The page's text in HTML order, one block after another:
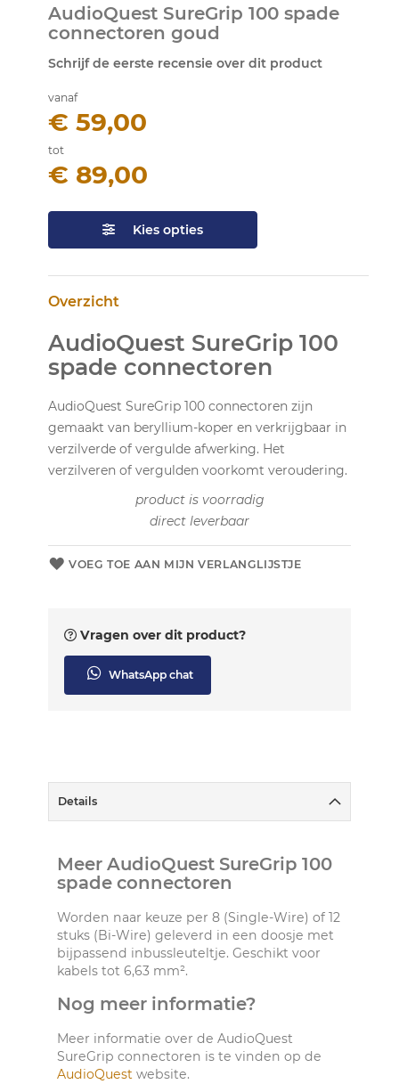
AudioQuest SureGrip 100 spade
connectoren goud
Schrijf de eerste recensie over dit product
vanaf
€ 59,00
tot
€ 89,00
Kies opties
Overzicht
AudioQuest SureGrip 100
spade connectoren
AudioQuest SureGrip 100 connectoren zijn
gemaakt van beryllium-koper en verkrijgbaar in
verzilverde of vergulde afwerking. Het
verzilveren of vergulden voorkomt veroudering.
product is voorradig
direct leverbaar
VOEG TOE AAN MIJN VERLANGLIJSTJE
Vragen over dit product?
WhatsApp chat
naar
het
van
afbeeldingen-
gallerij
Details
Meer AudioQuest SureGrip 100
spade connectoren
Worden naar keuze per 8 (Single-Wire) of 12
stuks (Bi-Wire) geleverd in een doosje met
bijpassend inbussleuteltje. Geschikt voor
kabels tot 6,63 mm².
Nog meer informatie?
Meer informatie over de AudioQuest
SureGrip connectoren is te vinden op de
AudioQuest website.